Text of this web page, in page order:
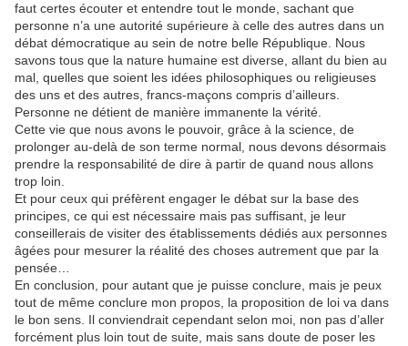
faut certes écouter et entendre tout le monde, sachant que
personne n’a une autorité supérieure à celle des autres dans un
débat démocratique au sein de notre belle République. Nous
savons tous que la nature humaine est diverse, allant du bien au
mal, quelles que soient les idées philosophiques ou religieuses
des uns et des autres, francs-maçons compris d’ailleurs.
Personne ne détient de manière immanente la vérité.
Cette vie que nous avons le pouvoir, grâce à la science, de
prolonger au-delà de son terme normal, nous devons désormais
prendre la responsabilité de dire à partir de quand nous allons
trop loin.
Et pour ceux qui préfèrent engager le débat sur la base des
principes, ce qui est nécessaire mais pas suffisant, je leur
conseillerais de visiter des établissements dédiés aux personnes
âgées pour mesurer la réalité des choses autrement que par la
pensée…
En conclusion, pour autant que je puisse conclure, mais je peux
tout de même conclure mon propos, la proposition de loi va dans
le bon sens. Il conviendrait cependant selon moi, non pas d’aller
forcément plus loin tout de suite, mais sans doute de poser les